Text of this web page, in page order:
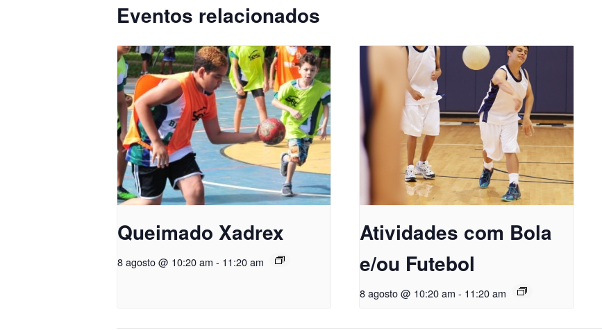
Eventos relacionados
Queimado Xadrex
8 agosto @ 10:20 am - 11:20 am
Atividades com Bola
e/ou Futebol
8 agosto @ 10:20 am - 11:20 am